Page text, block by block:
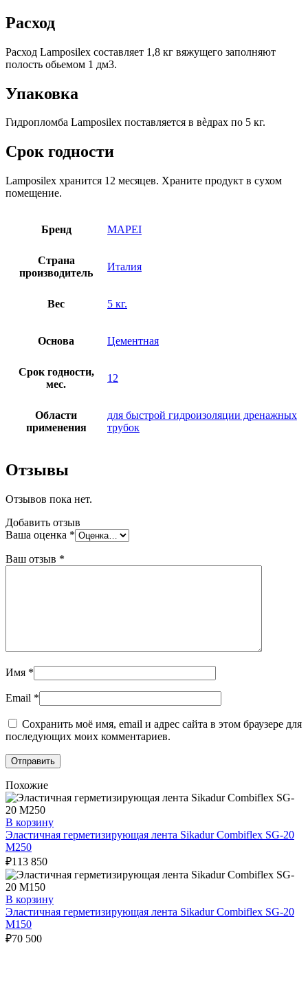
Расход
Расход Lamposilex составляет 1,8 кг вяжущего заполняют
полость обьемом 1 дм3.
Упаковка
Гидропломба Lamposilex поставляется в вѐдрах по 5 кг.
Срок годности
Lamposilex хранится 12 месяцев. Храните продукт в сухом
помещение.
Бренд MAPEI
Страна
производитель
Италия
Вес 5 кг.
Основа Цементная
Срок годности,
мес.
12
Области
применения
для быстрой гидроизоляции дренажных
трубок
Отзывы
Отзывов пока нет.
Добавить отзыв
Ваша оценка *
Ваш отзыв *
Имя *
Email *
Сохранить моё имя, email и адрес сайта в этом браузере для
последующих моих комментариев.
Похожие
В корзину
Эластичная герметизирующая лента Sikadur Combiflex SG-20
M250
₽113 850
В корзину
Эластичная герметизирующая лента Sikadur Combiflex SG-20
M150
₽70 500